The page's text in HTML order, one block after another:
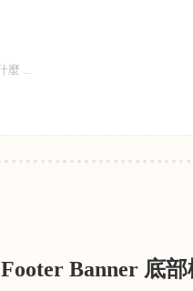
Footer Banner 底部